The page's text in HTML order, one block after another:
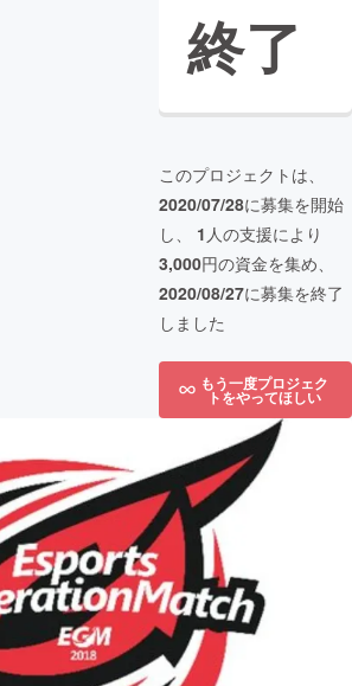
終了
このプロジェクトは、
2020/07/28に募集を開始
し、 1 人の支援により
3,000円の資金を集め、
2020/08/27に募集を終了
しました
もう一度プロジェク
トをやってほしい